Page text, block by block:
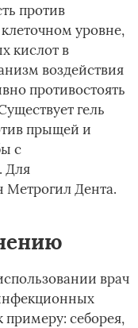
против
уровне,
кислот в
воздействия
противостоять
гель
прыщей и
с
Для
Метрогил Дента.
врач
себорея,